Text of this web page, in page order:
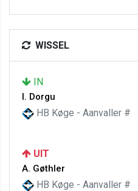
WISSEL
IN
I. Dorgu
HB Køge - Aanvaller #
UIT
A. Gøthler
HB Køge - Aanvaller #